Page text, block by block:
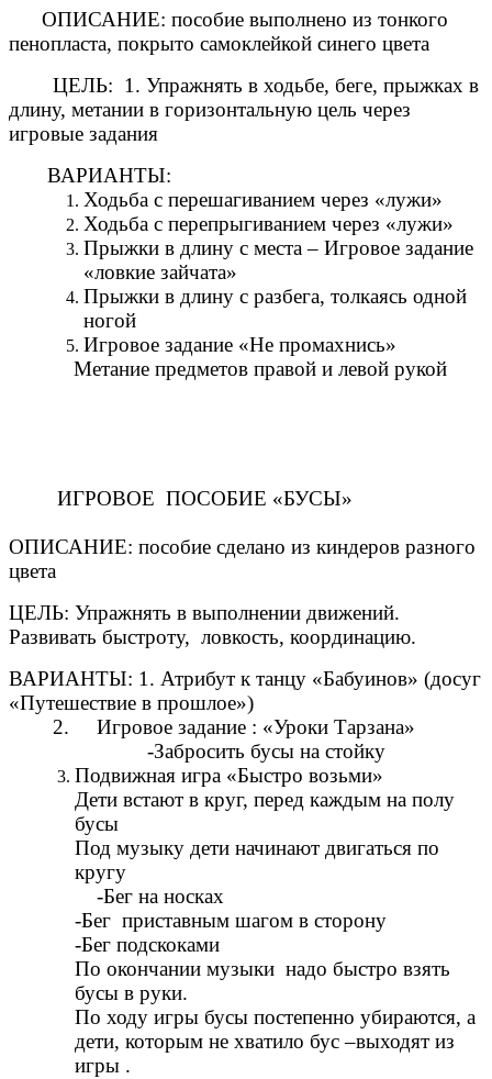
ОПИСАНИЕ: пособие выполнено из тонкого
пенопласта, покрыто самоклейкой синего цвета
ЦЕЛЬ: 1. Упражнять в ходьбе, беге, прыжках в
длину, метании в горизонтальную цель через
игровые задания
ВАРИАНТЫ:
Ходьба с перешагиванием через «лужи»
Ходьба с перепрыгиванием через «лужи»
Прыжки в длину с места – Игровое задание
«ловкие зайчата»
Прыжки в длину с разбега, толкаясь одной
ногой
Игровое задание «Не промахнись»
Метание предметов правой и левой рукой
ИГРОВОЕ ПОСОБИЕ «БУСЫ»
ОПИСАНИЕ: пособие сделано из киндеров разного
цвета
ЦЕЛЬ: Упражнять в выполнении движений.
Развивать быстроту, ловкость, координацию.
ВАРИАНТЫ: 1. Атрибут к танцу «Бабуинов» (досуг
«Путешествие в прошлое»)
2. Игровое задание : «Уроки Тарзана»
-Забросить бусы на стойку
Подвижная игра «Быстро возьми»
Дети встают в круг, перед каждым на полу
бусы
Под музыку дети начинают двигаться по
кругу
-Бег на носках
-Бег приставным шагом в сторону
-Бег подскоками
По окончании музыки надо быстро взять
бусы в руки.
По ходу игры бусы постепенно убираются, а
дети, которым не хватило бус –выходят из
игры .